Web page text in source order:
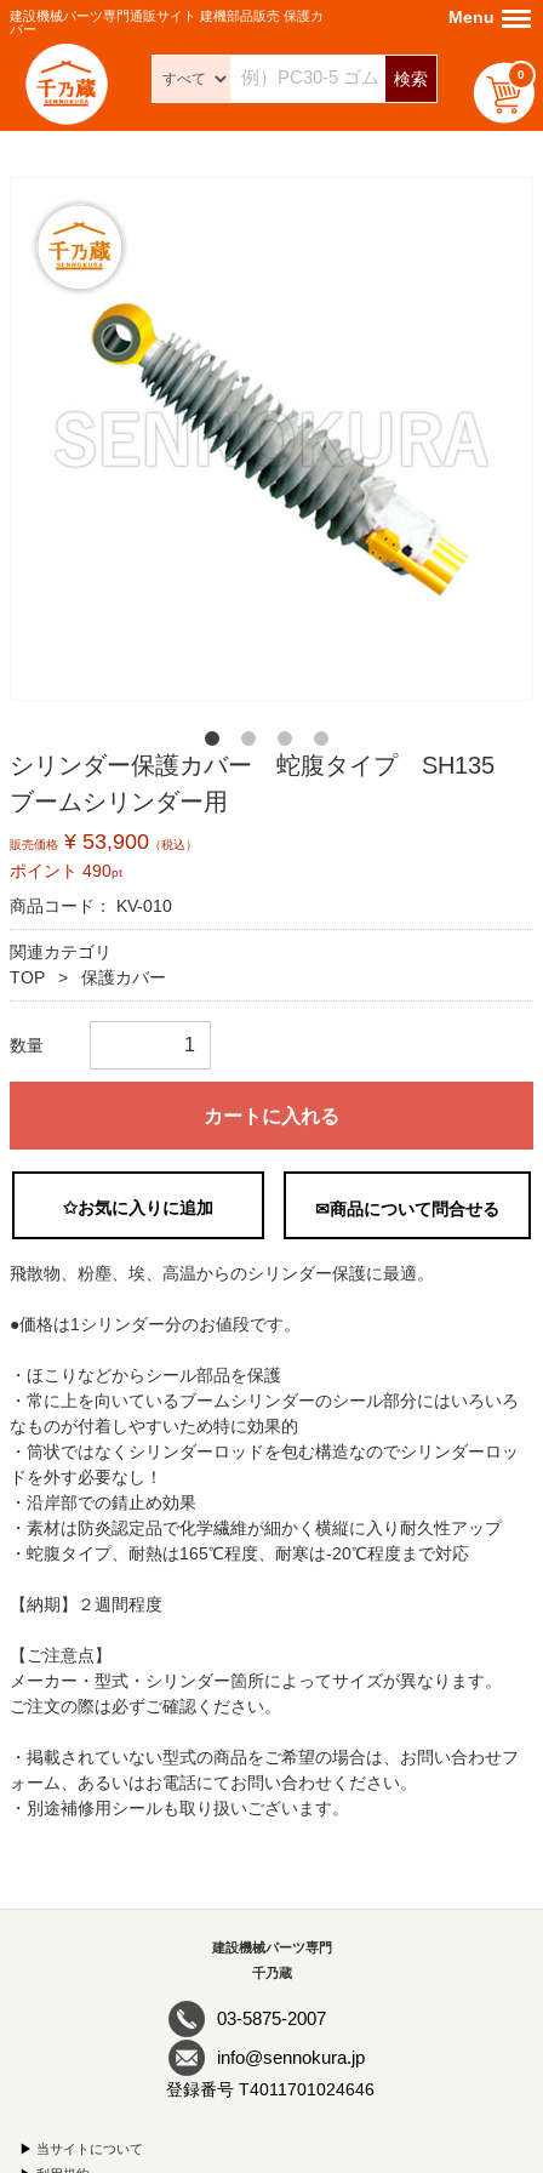
建設機械パーツ専門通販サイト 建機部品販売 保護カ
バー
検索 0
Menu Menu
シリンダー保護カバー 蛇腹タイプ SH135
ブームシリンダー用
販売価格 ¥ 53,900 （税込）
ポイント 490pt
商品コード： KV-010
関連カテゴリ
TOP
保護カバー
数量
カートに入れる
✩お気に入りに追加 ✉商品について問合せる
飛散物、粉塵、埃、高温からのシリンダー保護に最適。
●価格は1シリンダー分のお値段です。
・ほこりなどからシール部品を保護
・常に上を向いているブームシリンダーのシール部分にはいろいろ
なものが付着しやすいため特に効果的
・筒状ではなくシリンダーロッドを包む構造なのでシリンダーロッ
ドを外す必要なし！
・沿岸部での錆止め効果
・素材は防炎認定品で化学繊維が細かく横縦に入り耐久性アップ
・蛇腹タイプ、耐熱は165℃程度、耐寒は-20℃程度まで対応
【納期】２週間程度
【ご注意点】
メーカー・型式・シリンダー箇所によってサイズが異なります。
ご注文の際は必ずご確認ください。
・掲載されていない型式の商品をご希望の場合は、お問い合わせフ
ォーム、あるいはお電話にてお問い合わせください。
・別途補修用シールも取り扱いございます。
建設機械パーツ専門
千乃蔵
03-5875-2007
info@sennokura.jp
登録番号 T4011701024646
▶ 当サイトについて